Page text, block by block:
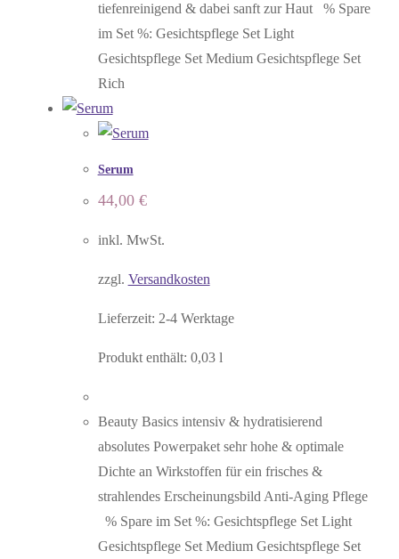
tiefenreinigend & dabei sanft zur Haut % Spare
im Set %: Gesichtspflege Set Light
Gesichtspflege Set Medium Gesichtspflege Set
Rich
Serum
44,00 €
inkl. MwSt.
zzgl. Versandkosten
Lieferzeit: 2-4 Werktage
Produkt enthält: 0,03 l
Beauty Basics intensiv & hydratisierend
absolutes Powerpaket sehr hohe & optimale
Dichte an Wirkstoffen für ein frisches &
strahlendes Erscheinungsbild Anti-Aging Pflege
% Spare im Set %: Gesichtspflege Set Light
Gesichtspflege Set Medium Gesichtspflege Set